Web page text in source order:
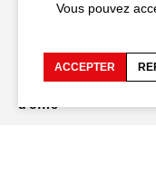
Accessibilité
d'offre
Vous pouvez
ACCEPTER